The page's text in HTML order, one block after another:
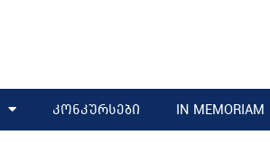
კონკურსები IN MEMORIAM